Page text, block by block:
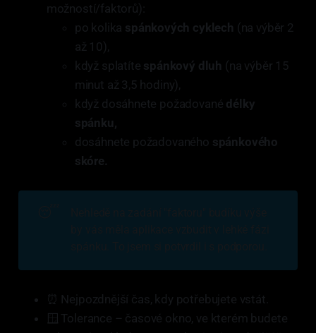
možností/faktorů):
po kolika spánkových cyklech (na výběr 2
až 10),
když splatíte spánkový dluh (na výběr 15
minut až 3,5 hodiny),
když dosáhnete požadované délky
spánku,
dosáhnete požadovaného spánkového
skóre.
⏰ Nejpozdnější čas, kdy potřebujete vstát.
🪟 Tolerance – časové okno, ve kterém budete